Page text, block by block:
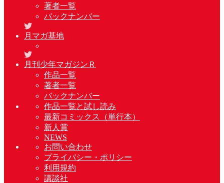
著者一覧
バックナンバー
月マガ基地
月刊少年マガジンＲ
作品一覧
著者一覧
バックナンバー
作品一覧と試し読み
最新コミックス（単行本）
新人賞
NEWS
お問い合わせ
プライバシー・ポリシー
利用規約
講談社